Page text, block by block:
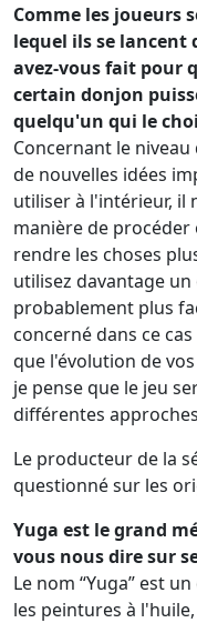
Comme les joueurs
lequel ils se lancent
avez-vous fait pour
certain donjon
quelqu'un qui le
Concernant le
de nouvelles idées
utiliser à l'intérieur, il
manière de
rendre les choses
utilisez davantage
probablement plus
concerné dans ce
que l'évolution de
je pense que le jeu
différentes
Le producteur de la
questionné sur les
Yuga est le grand
vous nous dire sur
Le nom “Yuga” est
les peintures à